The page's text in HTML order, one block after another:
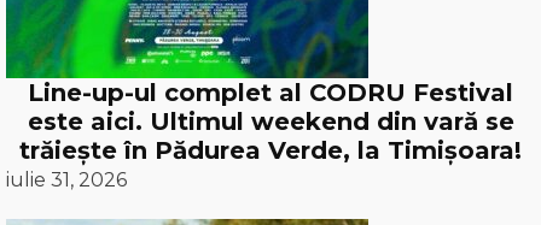
Line-up-ul complet al CODRU Festival
este aici. Ultimul weekend din vară se
trăiește în Pădurea Verde, la Timișoara!
iulie 31, 2026